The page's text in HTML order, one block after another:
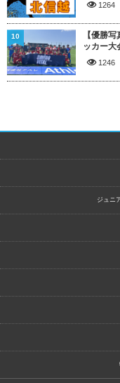
1264
【優勝
ッカー大
1246
10
ジュニ